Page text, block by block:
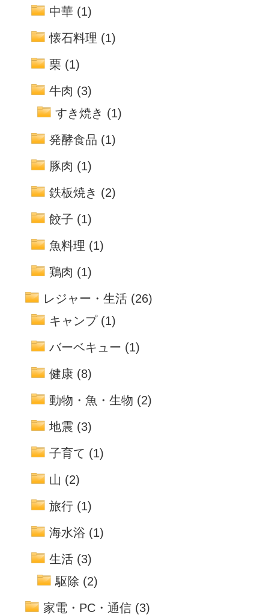
中華 (1)
懐石料理 (1)
栗 (1)
牛肉 (3)
すき焼き (1)
発酵食品 (1)
豚肉 (1)
鉄板焼き (2)
餃子 (1)
魚料理 (1)
鶏肉 (1)
レジャー・生活 (26)
キャンプ(1)
バーベキュー (1)
健康 (8)
動物・魚・生物 (2)
地震 (3)
子育て (1)
山 (2)
旅行 (1)
海水浴 (1)
生活 (3)
駆除 (2)
家電・PC・通信 (3)